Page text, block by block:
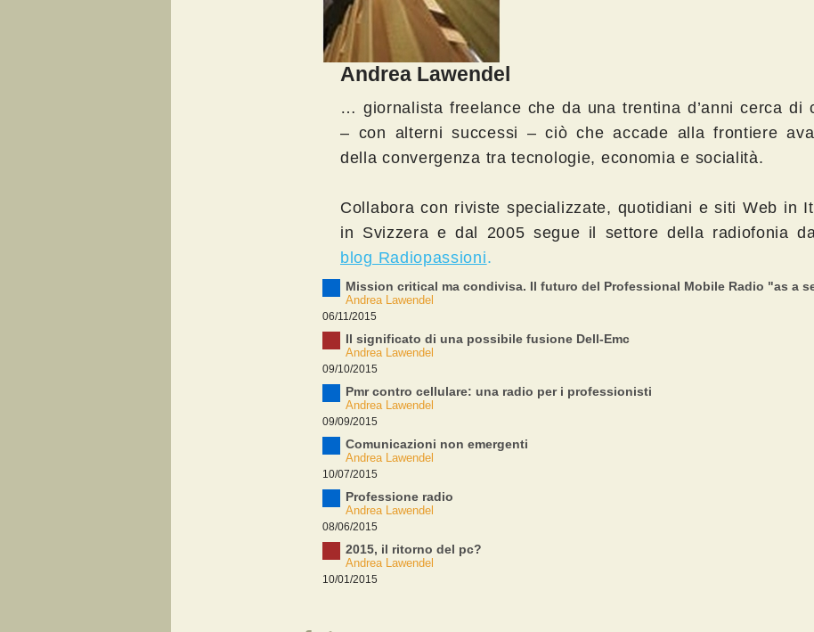
Andrea Lawendel
… giornalista freelance che da una trentina d’anni cerca di
– con alterni successi – ciò che accade alla frontiere
della convergenza tra tecnologie, economia e socialità.
Collabora con riviste specializzate, quotidiani e siti Web in
in Svizzera e dal 2005 segue il settore della radiofonia
blog Radiopassioni.
Mission critical ma condivisa. Il futuro del Professional Mobile Radio "as a
Andrea Lawendel
06/11/2015
Il significato di una possibile fusione Dell-Emc
Andrea Lawendel
09/10/2015
Pmr contro cellulare: una radio per i professionisti
Andrea Lawendel
09/09/2015
Comunicazioni non emergenti
Andrea Lawendel
10/07/2015
Professione radio
Andrea Lawendel
08/06/2015
2015, il ritorno del pc?
Andrea Lawendel
10/01/2015